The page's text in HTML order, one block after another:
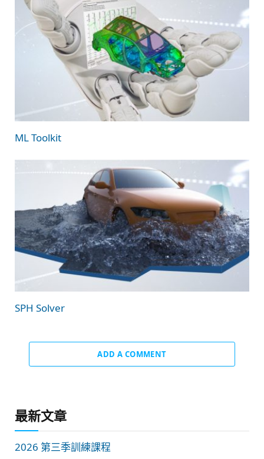
ML Toolkit
SPH Solver
ADD A COMMENT
最新文章
2026 第三季訓練課程